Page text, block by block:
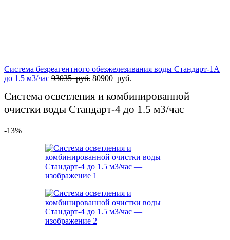
Система безреагентного обезжелезивания воды Стандарт-1А
до 1.5 м3/час 93035руб. Первоначальная
составляла
руб..
80900 руб.
80900
руб..
Система осветления и комбинированной
очистки воды Стандарт-4 до 1.5 м3/час
-13%